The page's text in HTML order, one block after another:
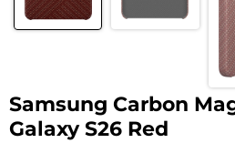
Samsung Carbon
Galaxy S26 Red